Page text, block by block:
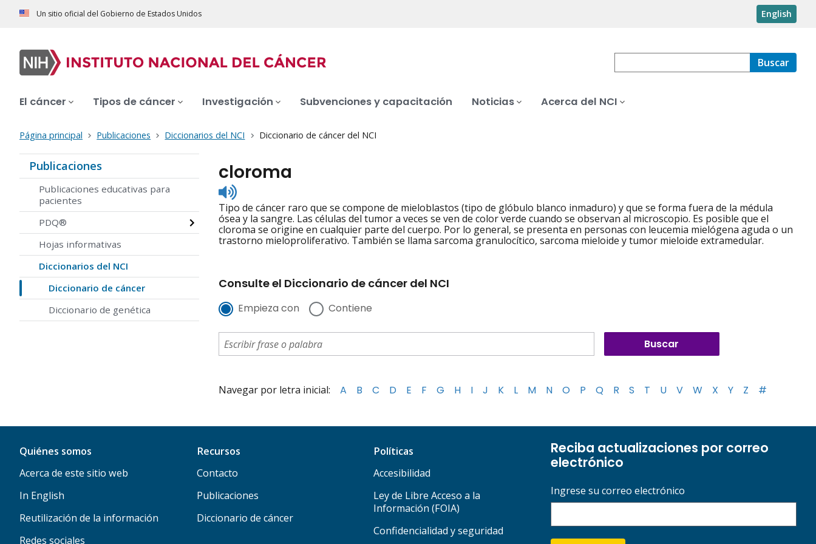
Un sitio oficial del Gobierno de Estados Unidos English
Buscar
El cáncer Tipos de cáncer Investigación Subvenciones y capacitación Noticias Acerca del NCI
Página principal Publicaciones Diccionarios del NCI Diccionario de cáncer del NCI
Publicaciones
Publicaciones educativas para
pacientes
PDQ®
Hojas informativas
Diccionarios del NCI
Diccionario de cáncer
Diccionario de genética
cloroma
Listen
to
pronunciation
Tipo de cáncer raro que se compone de mieloblastos (tipo de glóbulo blanco inmaduro) y que se forma fuera de la médula
ósea y la sangre. Las células del tumor a veces se ven de color verde cuando se observan al microscopio. Es posible que el
cloroma se origine en cualquier parte del cuerpo. Por lo general, se presenta en personas con leucemia mielógena aguda o un
trastorno mieloproliferativo. También se llama sarcoma granulocítico, sarcoma mieloide y tumor mieloide extramedular.
Consulte el Diccionario de cáncer del NCI
Empieza con Contiene
Navegar por letra inicial: A B C D E F G H I J K L M N O P Q R S T U V W X Y Z #
Quiénes somos
Acerca de este sitio web
In English
Reutilización de la información
Redes sociales
Recursos
Contacto
Publicaciones
Diccionario de cáncer
Políticas
Accesibilidad
Ley de Libre Acceso a la
Información (FOIA)
Confidencialidad y seguridad
Reciba actualizaciones por correo
electrónico
Ingrese su correo electrónico